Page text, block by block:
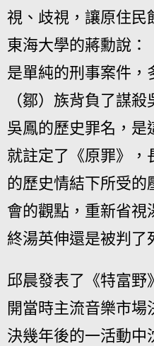
視、歧視，讓原住民
東海大學的蔣勳說：
是單純的刑事案件，
（鄒）族背負了謀
吳鳳的歷史罪名，是
就註定了《原罪》，
的歷史情結下所受的
會的觀點，重新省視
終湯英伸還是被判了
邱晨發表了《特富野
開當時主流音樂市
決幾年後的一活動中